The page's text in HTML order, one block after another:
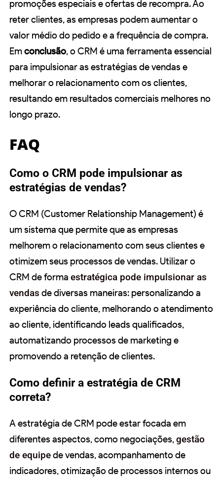
promoções especiais e ofertas de recompra. Ao
reter clientes, as empresas podem aumentar o
valor médio do pedido e a frequência de compra.
Emconclusão, o CRM é uma ferramenta essencial
para impulsionar as estratégias de vendas e
melhorar o relacionamento com os clientes,
resultando em resultados comerciais melhores no
longo prazo.
FAQ
Como o CRM pode impulsionar as
estratégias de vendas?
O CRM (Customer Relationship Management) é
um sistema que permite que as empresas
melhorem o relacionamento com seus clientes e
otimizem seus processos de vendas. Utilizar o
CRM de forma estratégica pode impulsionar as
vendas de diversas maneiras: personalizando a
experiência do cliente, melhorando o atendimento
ao cliente, identificando leads qualificados,
automatizando processos de marketing e
promovendo a retenção de clientes.
Como definir a estratégia de CRM
correta?
A estratégia de CRM pode estar focada em
diferentes aspectos, como negociações,gestão
de equipede vendas, acompanhamento de
indicadores, otimização de processos internos ou